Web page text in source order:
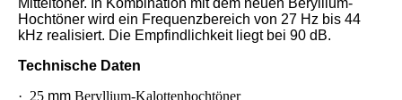
Hochtöner wird ein Frequenzbereich von 27 Hz bis 44
kHz realisiert. Die Empfindlichkeit liegt bei 90 dB.
Technische Daten
· 25 mm Beryllium-Kalottenhochtöner